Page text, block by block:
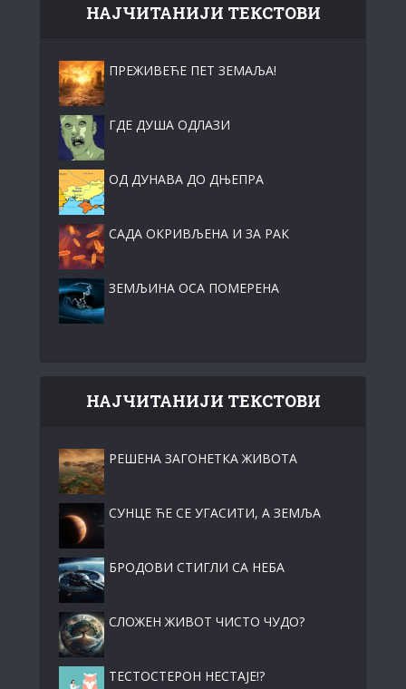
НАЈЧИТАНИЈИ ТЕКСТОВИ
ПРЕЖИВЕЋЕ ПЕТ ЗЕМАЉА!
ГДЕ ДУША ОДЛАЗИ
ОД ДУНАВА ДО ДЊЕПРА
САДА ОКРИВЉЕНА И ЗА РАК
ЗЕМЉИНА ОСА ПОМЕРЕНА
НАЈЧИТАНИЈИ ТЕКСТОВИ
РЕШЕНА ЗАГОНЕТКА ЖИВОТА
СУНЦЕ ЋЕ СЕ УГАСИТИ, А ЗЕМЉА
БРОДОВИ СТИГЛИ СА НЕБА
СЛОЖЕН ЖИВОТ ЧИСТО ЧУДО?
ТЕСТОСТЕРОН НЕСТАЈЕ!?